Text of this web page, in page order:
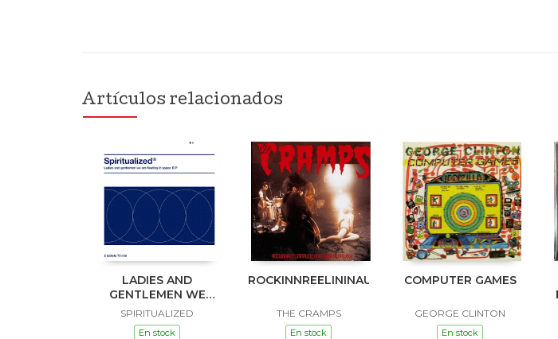
Artículos relacionados
LADIES AND
GENTLEMEN WE
ARE FLOATING IN
SPACE
SPIRITUALIZED
En stock
ROCKINNREELININAUKLANDNEWZEALANDXXX
THE CRAMPS
En stock
COMPUTER GAMES
GEORGE CLINTON
En stock